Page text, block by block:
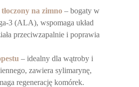
na zimno – bogaty w
3 (ALA), wspomaga układ
przeciwzapalnie i poprawia
– idealny dla wątroby i
zawiera sylimarynę,
regenerację komórek.